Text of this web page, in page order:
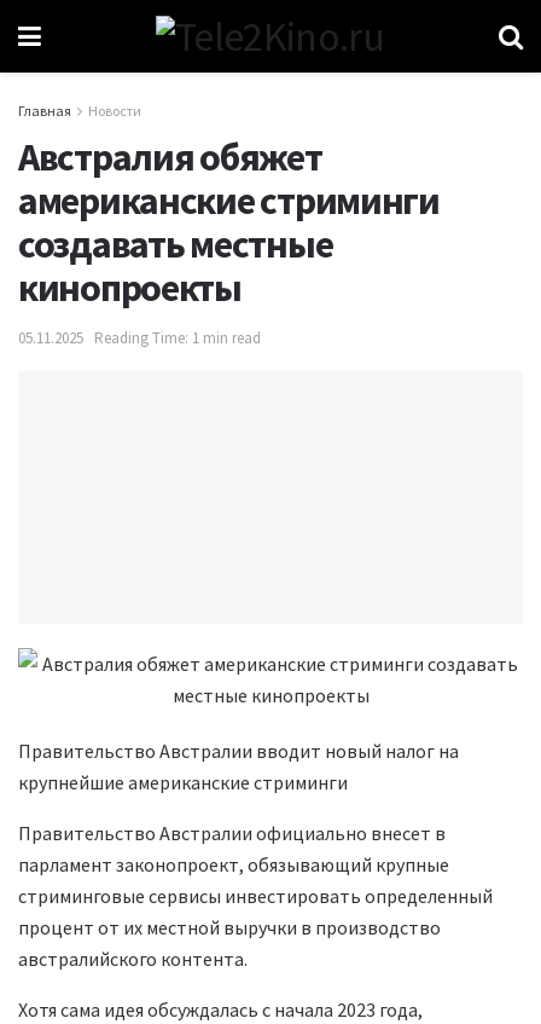
Главная Новости
Австралия обяжет
американские стриминги
создавать местные
кинопроекты
05.11.2025 Reading Time: 1 min read
Правительство Австралии вводит новый налог на
крупнейшие американские стриминги
Правительство Австралии официально внесет в
парламент законопроект, обязывающий крупные
стриминговые сервисы инвестировать определенный
процент от их местной выручки в производство
австралийского контента.
Хотя сама идея обсуждалась с начала 2023 года,